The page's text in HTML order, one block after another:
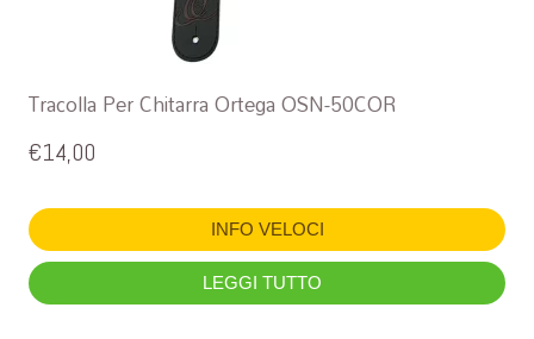
Tracolla Per Chitarra Ortega OSN-50COR
€14,00
INFO VELOCI
LEGGI TUTTO